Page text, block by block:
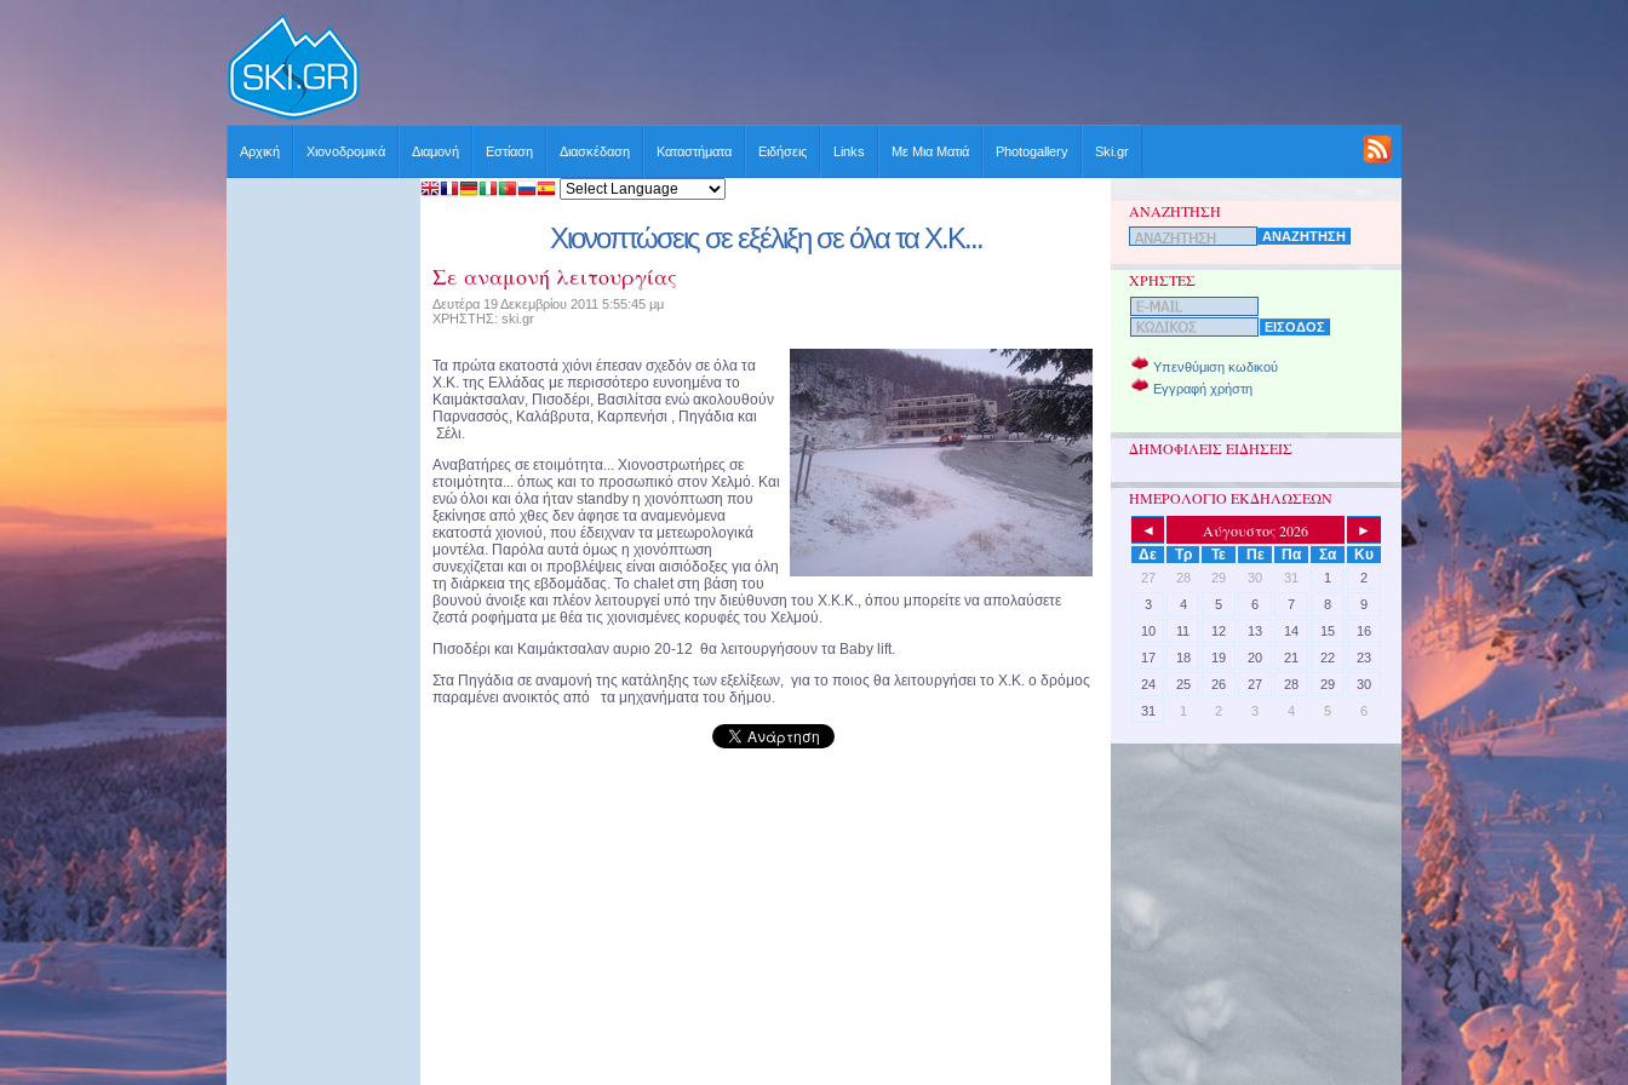
Αρχική Χιονοδρομικά Διαμονή Εστίαση Διασκέδαση Καταστήματα Ειδήσεις Links Με Μια Ματιά Photogallery Ski.gr
Χιονοπτώσεις σε εξέλιξη σε όλα τα Χ.Κ...
Σε αναμονή λειτουργίας
Δευτέρα 19 Δεκεμβρίου 2011 5:55:45 μμ
ΧΡΗΣΤΗΣ: ski.gr
Τα πρώτα εκατοστά χιόνι έπεσαν σχεδόν σε όλα τα
Χ.Κ. της Ελλάδας με περισσότερο ευνοημένα το
Καιμάκτσαλαν, Πισοδέρι, Βασιλίτσα ενώ ακολουθούν
Παρνασσός, Καλάβρυτα, Καρπενήσι , Πηγάδια και
Σέλι.
Αναβατήρες σε ετοιμότητα... Χιονοστρωτήρες σε
ετοιμότητα... όπως και το προσωπικό στον Χελμό. Και
ενώ όλοι και όλα ήταν standby η χιονόπτωση που
ξεκίνησε από χθες δεν άφησε τα αναμενόμενα
εκατοστά χιονιού, που έδειχναν τα μετεωρολογικά
μοντέλα. Παρόλα αυτά όμως η χιονόπτωση
συνεχίζεται και οι προβλέψεις είναι αισιόδοξες για όλη
τη διάρκεια της εβδομάδας. Το chalet στη βάση του
βουνού άνοιξε και πλέον λειτουργεί υπό την διεύθυνση του Χ.Κ.Κ., όπου μπορείτε να απολαύσετε
ζεστά ροφήματα με θέα τις χιονισμένες κορυφές του Χελμού.
Πισοδέρι και Kαιμάκτσαλαν αυριο 20-12 θα λειτουργήσουν τα Baby lift.
Στα Πηγάδια σε αναμονή της κατάληξης των εξελίξεων, για το ποιος θα λειτουργήσει το Χ.Κ. ο δρόμος
παραμένει ανοικτός από τα μηχανήματα του δήμου.
ΑΝΑΖΗΤΗΣΗ
ΧΡΗΣΤΕΣ
Υπενθύμιση κωδικού
Εγγραφή χρήστη
ΔΗΜΟΦΙΛΕΙΣ ΕΙΔΗΣΕΙΣ
ΗΜΕΡΟΛΟΓΙΟ ΕΚΔΗΛΩΣΕΩΝ
◄ Αύγουστος 2026
►
Δε
Τρ Τε Πε Πα Σα Κυ
27 28 29 30 31 1
2
3
4 5 6 7 8
9
10
11 12 13 14 15
16
17
18 19 20 21 22
23
24
25 26 27 28 29
30
31
1 2 3 4 5 6